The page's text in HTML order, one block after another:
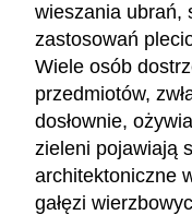
wieszania ubrań,
zastosowań
Wiele osób
przedmiotów,
dosłownie,
zieleni pojawiają
architektoniczne
gałęzi